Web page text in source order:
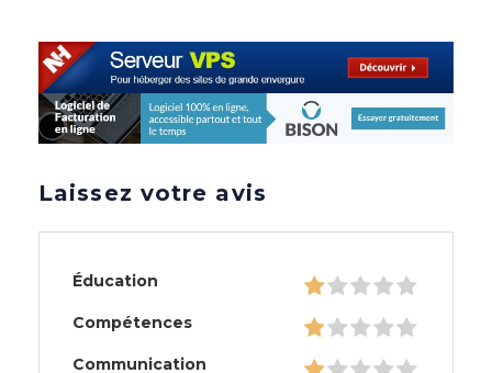
Laissez votre avis
Éducation
Compétences
Communication